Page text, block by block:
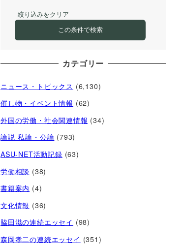
絞り込みをクリア
この条件で検索
カテゴリー
ニュース・トピックス (6,130)
催し物・イベント情報 (62)
外国の労働・社会関連情報 (34)
論説-私論・公論 (793)
ASU-NET活動記録 (63)
労働相談 (38)
書籍案内 (4)
文化情報 (36)
脇田滋の連続エッセイ (98)
森岡孝二の連続エッセイ (351)